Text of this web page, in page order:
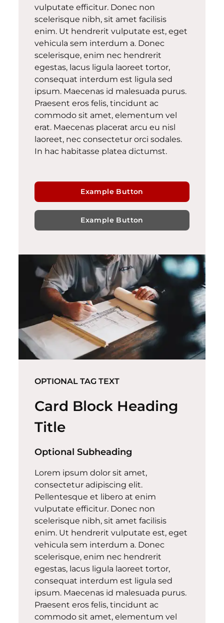
vulputate efficitur. Donec non
scelerisque nibh, sit amet facilisis
enim. Ut hendrerit vulputate est, eget
vehicula sem interdum a. Donec
scelerisque, enim nec hendrerit
egestas, lacus ligula laoreet tortor,
consequat interdum est ligula sed
ipsum. Maecenas id malesuada purus.
Praesent eros felis, tincidunt ac
commodo sit amet, elementum vel
erat. Maecenas placerat arcu eu nisl
laoreet, nec consectetur orci sodales.
In hac habitasse platea dictumst.
Example Button
Example Button
OPTIONAL TAG TEXT
Card Block Heading
Title
Optional Subheading
Lorem ipsum dolor sit amet,
consectetur adipiscing elit.
Pellentesque et libero at enim
vulputate efficitur. Donec non
scelerisque nibh, sit amet facilisis
enim. Ut hendrerit vulputate est, eget
vehicula sem interdum a. Donec
scelerisque, enim nec hendrerit
egestas, lacus ligula laoreet tortor,
consequat interdum est ligula sed
ipsum. Maecenas id malesuada purus.
Praesent eros felis, tincidunt ac
commodo sit amet, elementum vel